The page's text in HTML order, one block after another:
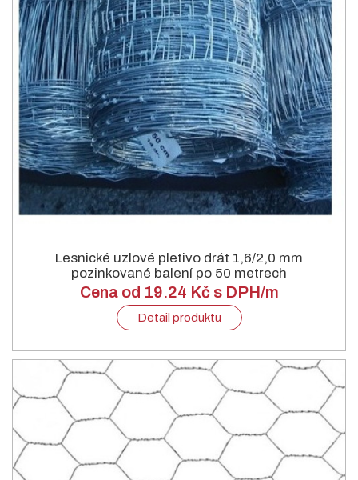
Lesnické uzlové pletivo drát 1,6/2,0 mm
pozinkované balení po 50 metrech
Cena od 19.24 Kč s DPH/m
Detail produktu